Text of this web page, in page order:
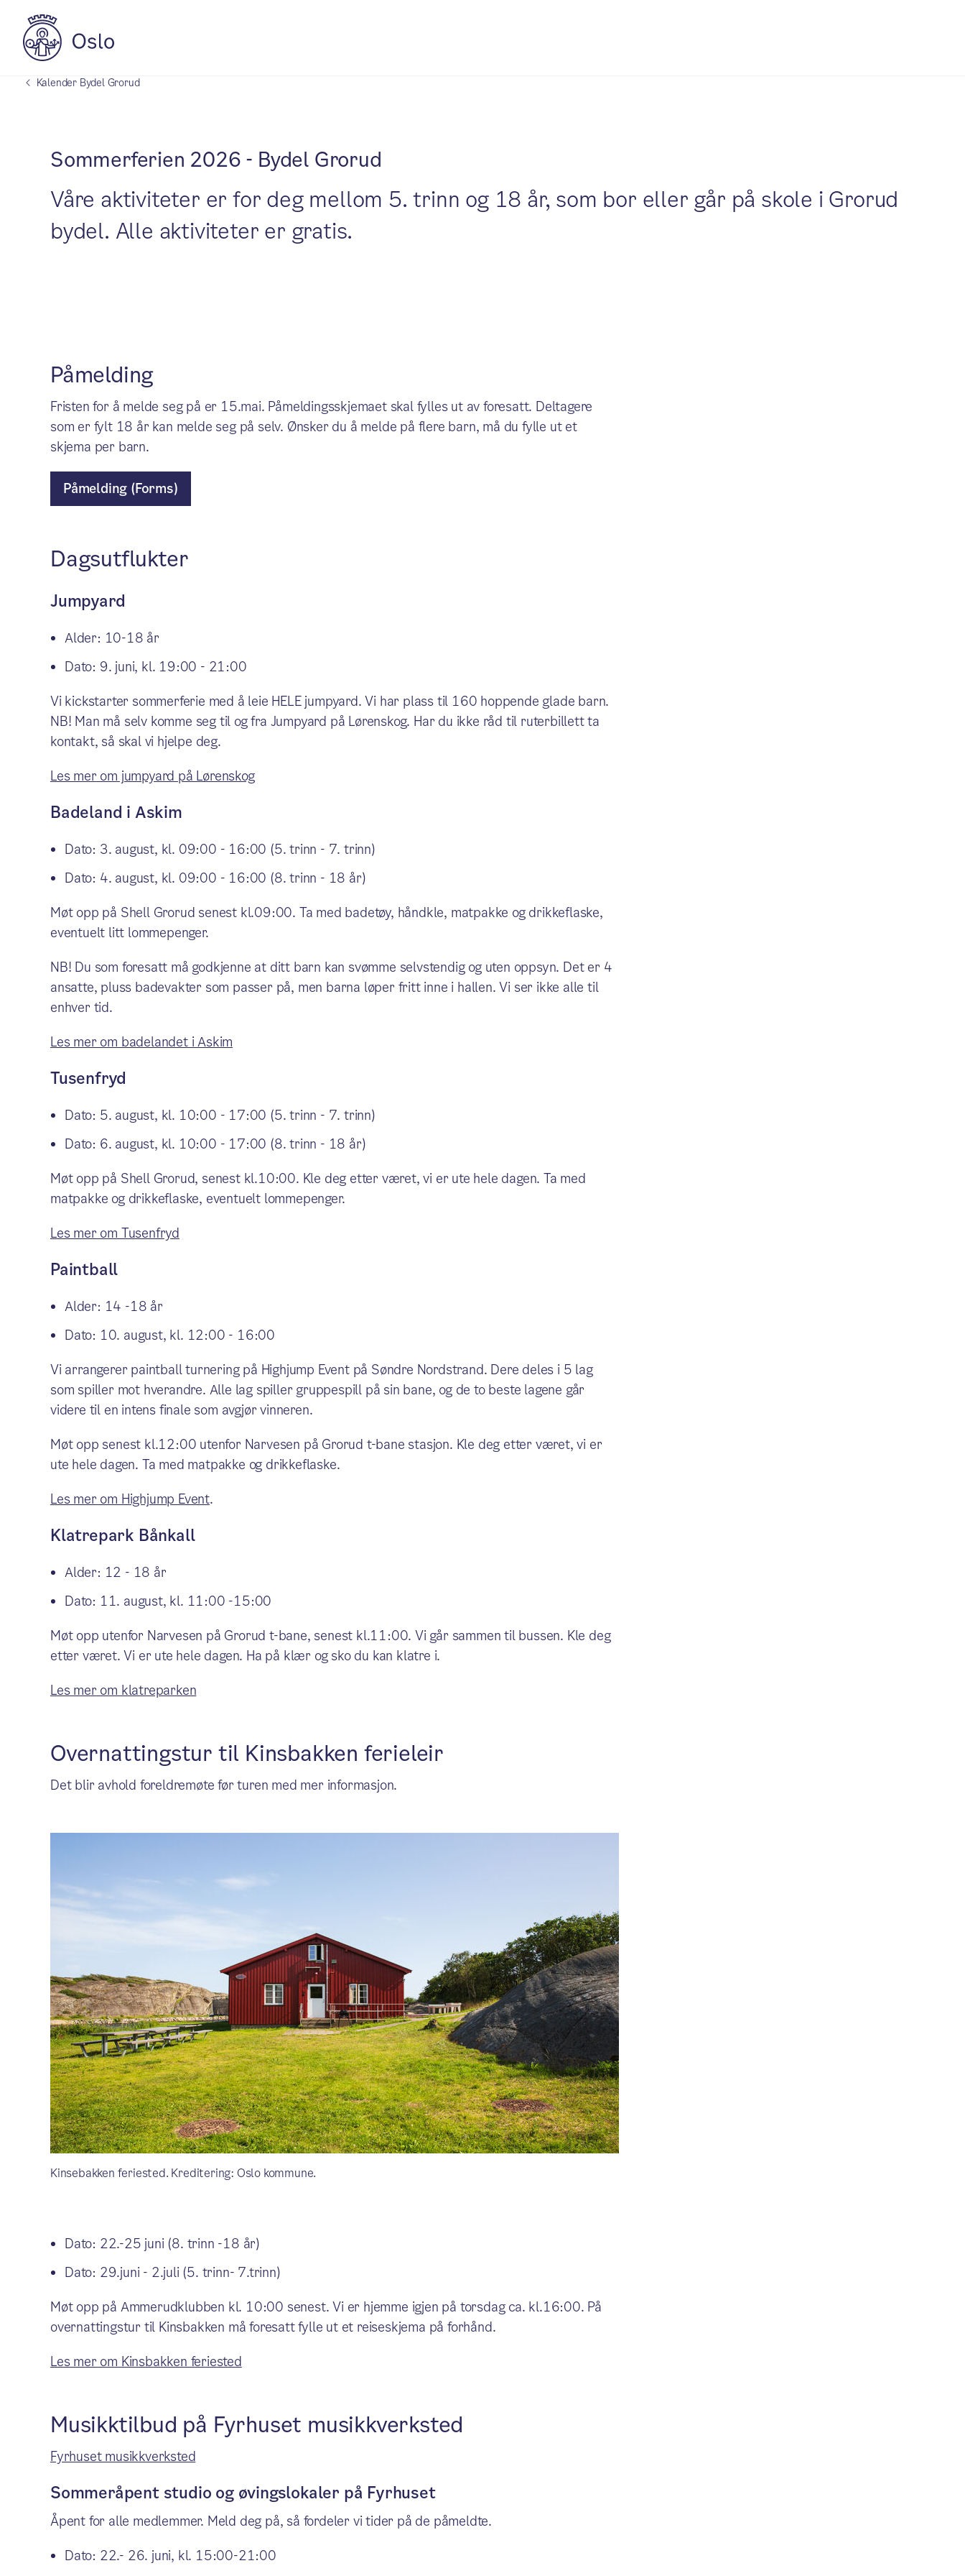
Kalender Bydel Grorud
Sommerferien 2026 - Bydel Grorud
Våre aktiviteter er for deg mellom 5. trinn og 18 år, som bor eller går på skole i Grorud
bydel. Alle aktiviteter er gratis.
Påmelding
Fristen for å melde seg på er 15.mai. Påmeldingsskjemaet skal fylles ut av foresatt. Deltagere
som er fylt 18 år kan melde seg på selv. Ønsker du å melde på flere barn, må du fylle ut et
skjema per barn.
Påmelding (Forms)
Dagsutflukter
Jumpyard
Alder: 10-18 år
Dato: 9. juni, kl. 19:00 - 21:00
Vi kickstarter sommerferie med å leie HELE jumpyard. Vi har plass til 160 hoppende glade barn.
NB! Man må selv komme seg til og fra Jumpyard på Lørenskog. Har du ikke råd til ruterbillett ta
kontakt, så skal vi hjelpe deg.
Les mer om jumpyard på Lørenskog
Badeland i Askim
Dato: 3. august, kl. 09:00 - 16:00 (5. trinn - 7. trinn)
Dato: 4. august, kl. 09:00 - 16:00 (8. trinn - 18 år)
Møt opp på Shell Grorud senest kl.09:00. Ta med badetøy, håndkle, matpakke og drikkeflaske,
eventuelt litt lommepenger.
NB! Du som foresatt må godkjenne at ditt barn kan svømme selvstendig og uten oppsyn. Det er 4
ansatte, pluss badevakter som passer på, men barna løper fritt inne i hallen. Vi ser ikke alle til
enhver tid.
Les mer om badelandet i Askim
Tusenfryd
Dato: 5. august, kl. 10:00 - 17:00 (5. trinn - 7. trinn)
Dato: 6. august, kl. 10:00 - 17:00 (8. trinn - 18 år)
Møt opp på Shell Grorud, senest kl.10:00. Kle deg etter været, vi er ute hele dagen. Ta med
matpakke og drikkeflaske, eventuelt lommepenger.
Les mer om Tusenfryd
Paintball
Alder: 14 -18 år
Dato: 10. august, kl. 12:00 - 16:00
Vi arrangerer paintball turnering på Highjump Event på Søndre Nordstrand. Dere deles i 5 lag
som spiller mot hverandre. Alle lag spiller gruppespill på sin bane, og de to beste lagene går
videre til en intens finale som avgjør vinneren.
Møt opp senest kl.12:00 utenfor Narvesen på Grorud t-bane stasjon. Kle deg etter været, vi er
ute hele dagen. Ta med matpakke og drikkeflaske.
Les mer om Highjump Event.
Klatrepark Bånkall
Alder: 12 - 18 år
Dato: 11. august, kl. 11:00 -15:00
Møt opp utenfor Narvesen på Grorud t-bane, senest kl.11:00. Vi går sammen til bussen. Kle deg
etter været. Vi er ute hele dagen. Ha på klær og sko du kan klatre i.
Les mer om klatreparken
Overnattingstur til Kinsbakken ferieleir
Det blir avhold foreldremøte før turen med mer informasjon.
Kinsebakken feriested. Kreditering: Oslo kommune.
Dato: 22.-25 juni (8. trinn -18 år)
Dato: 29.juni - 2.juli (5. trinn- 7.trinn)
Møt opp på Ammerudklubben kl. 10:00 senest. Vi er hjemme igjen på torsdag ca. kl.16:00. På
overnattingstur til Kinsbakken må foresatt fylle ut et reiseskjema på forhånd.
Les mer om Kinsbakken feriested
Musikktilbud på Fyrhuset musikkverksted
Fyrhuset musikkverksted
Sommeråpent studio og øvingslokaler på Fyrhuset
Åpent for alle medlemmer. Meld deg på, så fordeler vi tider på de påmeldte.
Dato: 22.- 26. juni, kl. 15:00-21:00